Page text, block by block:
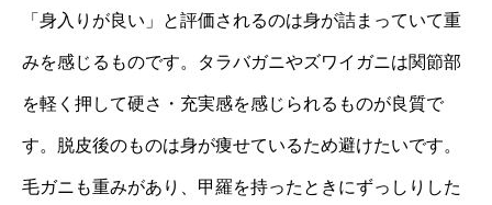
「身入りが良い」と評価されるのは身が詰まっていて重
みを感じるものです。タラバガニやズワイガニは関節部
を軽く押して硬さ・充実感を感じられるものが良質で
す。脱皮後のものは身が痩せているため避けたいです。
毛ガニも重みがあり、甲羅を持ったときにずっしりした